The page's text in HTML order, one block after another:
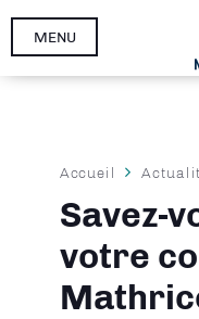
Aller
MENU
Fil
d'Ariane
Accueil
Savez-
votre